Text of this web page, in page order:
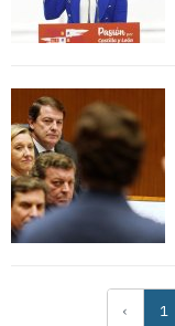
‹ 1